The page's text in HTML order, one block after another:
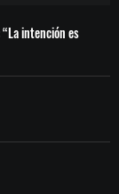
intención es